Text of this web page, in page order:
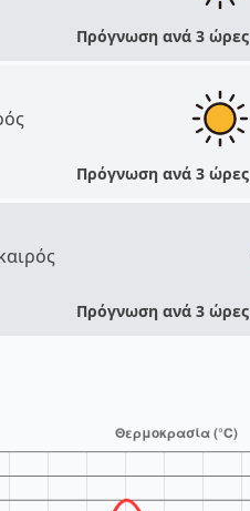
Πρόγνωση ανά 3 ώρες
Πρόγνωση ανά 3 ώρες
Πρόγνωση ανά 3 ώρες